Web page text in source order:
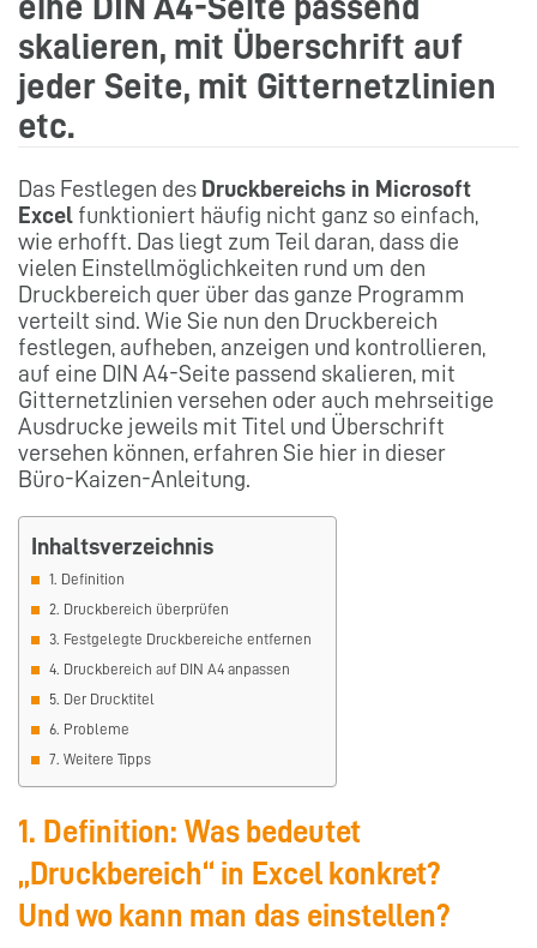
eine DIN A4-Seite passend
skalieren, mit Überschrift auf
jeder Seite, mit Gitternetzlinien
etc.
Das Festlegen des Druckbereichs in Microsoft
Excel funktioniert häufig nicht ganz so einfach,
wie erhofft. Das liegt zum Teil daran, dass die
vielen Einstellmöglichkeiten rund um den
Druckbereich quer über das ganze Programm
verteilt sind. Wie Sie nun den Druckbereich
festlegen, aufheben, anzeigen und kontrollieren,
auf eine DIN A4-Seite passend skalieren, mit
Gitternetzlinien versehen oder auch mehrseitige
Ausdrucke jeweils mit Titel und Überschrift
versehen können, erfahren Sie hier in dieser
Büro-Kaizen-Anleitung.
Inhaltsverzeichnis
1. Definition
2. Druckbereich überprüfen
3. Festgelegte Druckbereiche entfernen
4. Druckbereich auf DIN A4 anpassen
5. Der Drucktitel
6. Probleme
7. Weitere Tipps
1. Definition: Was bedeutet
„Druckbereich“ in Excel konkret?
Und wo kann man das einstellen?